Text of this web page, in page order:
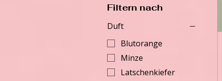
Filtern nach
Duft
Blutorange
Minze
Latschenkiefer